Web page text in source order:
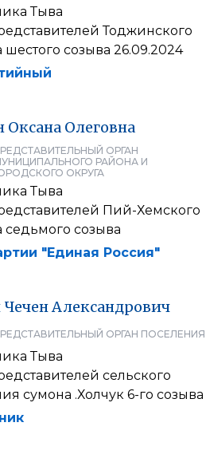
Тыва
Тоджинского
шестого созыва 26.09.2024
Оксана Олеговна
ОРГАН
РАЙОНА И
ОКРУГА
Тыва
Пий-Хемского
седьмого созыва
"Единая Россия"
ЧеченАлександрович
ОРГАН ПОСЕЛЕНИЯ
Тыва
сельского
сумона .Холчук 6-го созыва